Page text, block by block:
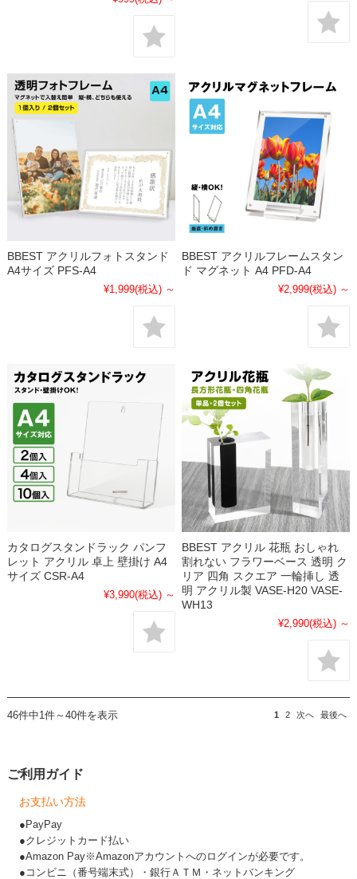
BBEST アクリルフォトスタンド
A4サイズ PFS-A4
¥1,999(税込) ～
BBEST アクリルフレームスタン
ド マグネット A4 PFD-A4
¥2,999(税込) ～
カタログスタンドラック パンフ
レット アクリル 卓上 壁掛け A4
サイズ CSR-A4
¥3,990(税込) ～
BBEST アクリル 花瓶 おしゃれ
割れない フラワーベース 透明 ク
リア 四角 スクエア 一輪挿し 透
明 アクリル製 VASE-H20 VASE-
WH13
¥2,990(税込) ～
46件中1件～40件を表示 1 2 次へ 最後へ
ご利用ガイド
お支払い方法
●PayPay
●クレジットカード払い
●Amazon Pay※Amazonアカウントへのログインが必要です。
●コンビニ（番号端末式）・銀行ＡＴＭ・ネットバンキング